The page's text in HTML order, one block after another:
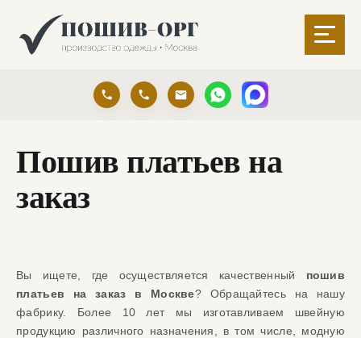
Пошив платьев на
заказ
Вы ищете, где осуществляется качественный пошив
платьев на заказ в Москве?
Обращайтесь на нашу
фабрику. Более 10 лет мы изготавливаем швейную
продукцию различного назначения, в томчисле, модную